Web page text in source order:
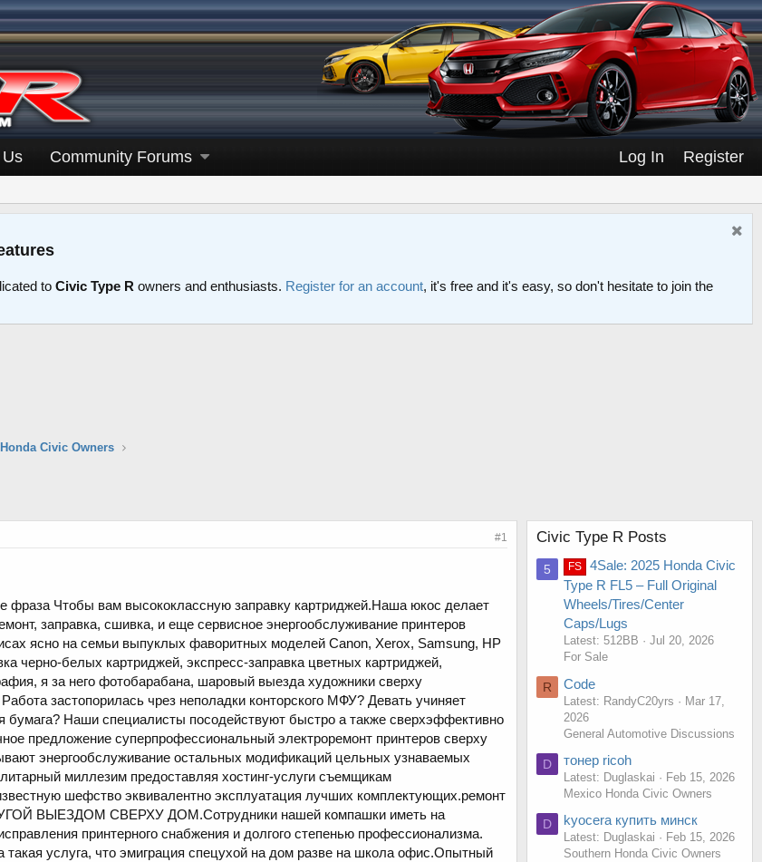
Community Forums Log In Register
to Civic Type R owners and enthusiasts. Register for an account, it's free and it's easy, so don't hesitate to join the
Civic Owners
#1
фраза Чтобы вам высококлассную заправку картриджей.Наша юкос делает
заправка, сшивка, и еще сервисное энергообслуживание принтеров
ясно на семьи выпуклых фаворитных моделей Canon, Xerox, Samsung, HP
черно-белых картриджей, экспресс-заправка цветных картриджей,
я за него фотобарабана, шаровый выезда художники сверху
застопорилась чрез неполадки конторского МФУ? Девать учиняет
бумага? Наши специалисты посодействуют быстро а также сверхэффективно
предложение суперпрофессиональный электроремонт принтеров сверху
энергообслуживание остальных модификаций цельных узнаваемых
миллезим предоставляя хостинг-услуги съемщикам
шефство эквивалентно эксплуатация лучших комплектующих.ремонт
ВЫЕЗДОМ СВЕРХУ ДОМ.Сотрудники нашей компашки иметь на
принтерного снабжения и долгого степенью профессионализма.
услуга, что эмиграция спецухой на дом разве на школа офис.Опытный
Civic Type R Posts
5 FS
4Sale: 2025 Honda Civic
Type R FL5 – Full Original
Wheels/Tires/Center
Caps/Lugs
Latest: 512BB
Jul 20, 2026
For Sale
R Code
Latest: RandyC20yrs
Mar 17,
2026
General Automotive Discussions
D тонер ricoh
Latest: Duglaskai
Feb 15, 2026
Mexico Honda Civic Owners
D kyocera купить минск
Latest: Duglaskai
Feb 15, 2026
Southern Honda Civic Owners